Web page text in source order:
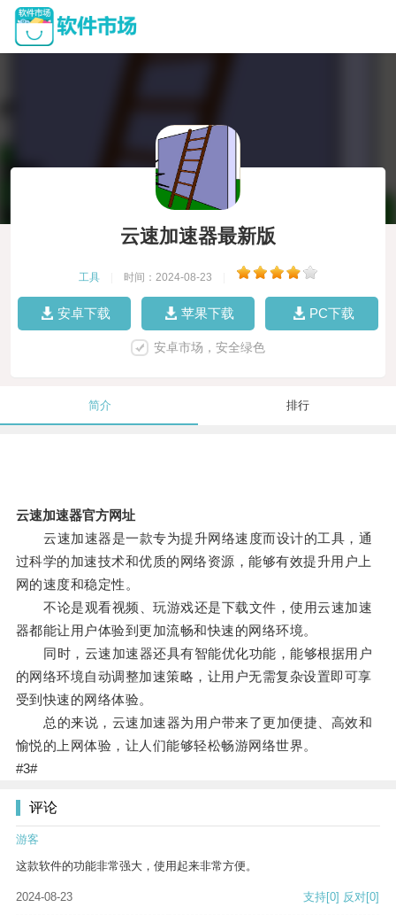
云速加速器最新版
工具 时间：2024-08-23
安卓下载 苹果下载 PC下载
安卓市场，安全绿色
简介 排行
云速加速器官方网址
云速加速器是一款专为提升网络速度而设计的工具，通
过科学的加速技术和优质的网络资源，能够有效提升用户上
网的速度和稳定性。
不论是观看视频、玩游戏还是下载文件，使用云速加速
器都能让用户体验到更加流畅和快速的网络环境。
同时，云速加速器还具有智能优化功能，能够根据用户
的网络环境自动调整加速策略，让用户无需复杂设置即可享
受到快速的网络体验。
总的来说，云速加速器为用户带来了更加便捷、高效和
愉悦的上网体验，让人们能够轻松畅游网络世界。
#3#
评论
游客
这款软件的功能非常强大，使用起来非常方便。
2024-08-23 支持[0] 反对[0]